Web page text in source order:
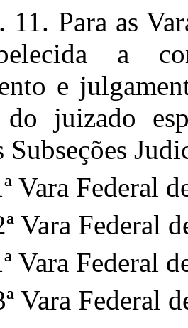
11. Para as
a
e
juizado
Subseções
Vara Federal
Vara Federal
Vara Federal
Vara Federal